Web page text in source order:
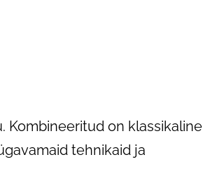
Kombineeritud on klassikaline
tehnikaid ja